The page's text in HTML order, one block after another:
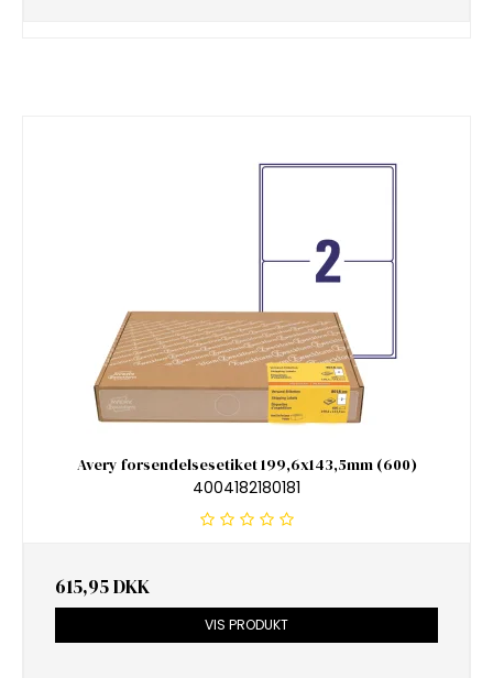
Avery forsendelsesetiket 199,6x143,5mm (600)
4004182180181
615,95 DKK
VIS PRODUKT